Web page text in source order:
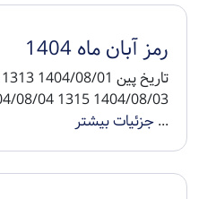
رمز آبان ماه 1404
...جزئیات بیشتر